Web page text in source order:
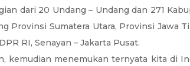
dari 20 Undang – Undang dan 271
Provinsi Sumatera Utara, Provinsi Jawa
RI, Senayan – Jakarta Pusat.
kemudian menemukan ternyata kita di